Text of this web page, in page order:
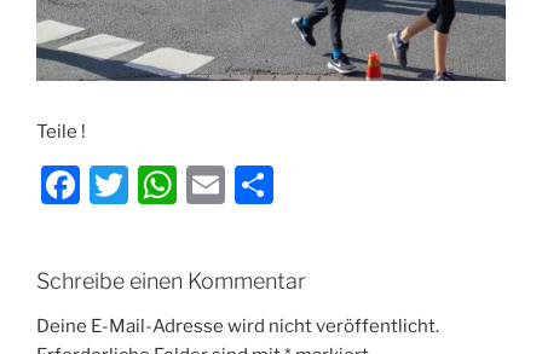
Teile !
F
c
e
b
T
itt
er
W
at
s
A
E
l
le
n
Schreibe einen Kommentar
Deine E-Mail-Adresse wird nicht veröffentlicht.